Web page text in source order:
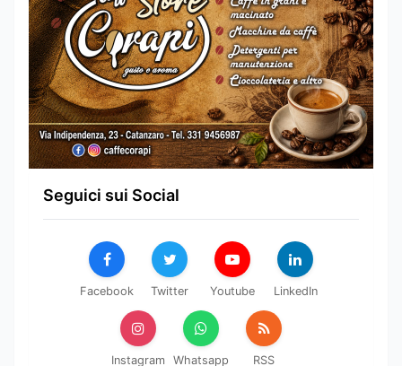
Seguici sui Social
Facebook Twitter Youtube LinkedIn
Instagram Whatsapp RSS